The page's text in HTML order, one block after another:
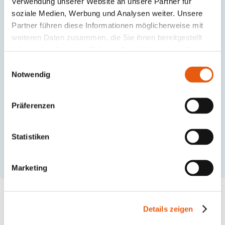
soziale Medien, Werbung und Analysen weiter. Unsere
Partner führen diese Informationen möglicherweise mit
weiteren Daten zusammen, die Sie ihnen bereitgestellt
Notwendig
Präferenzen
Statistiken
Marketing
Details zeigen